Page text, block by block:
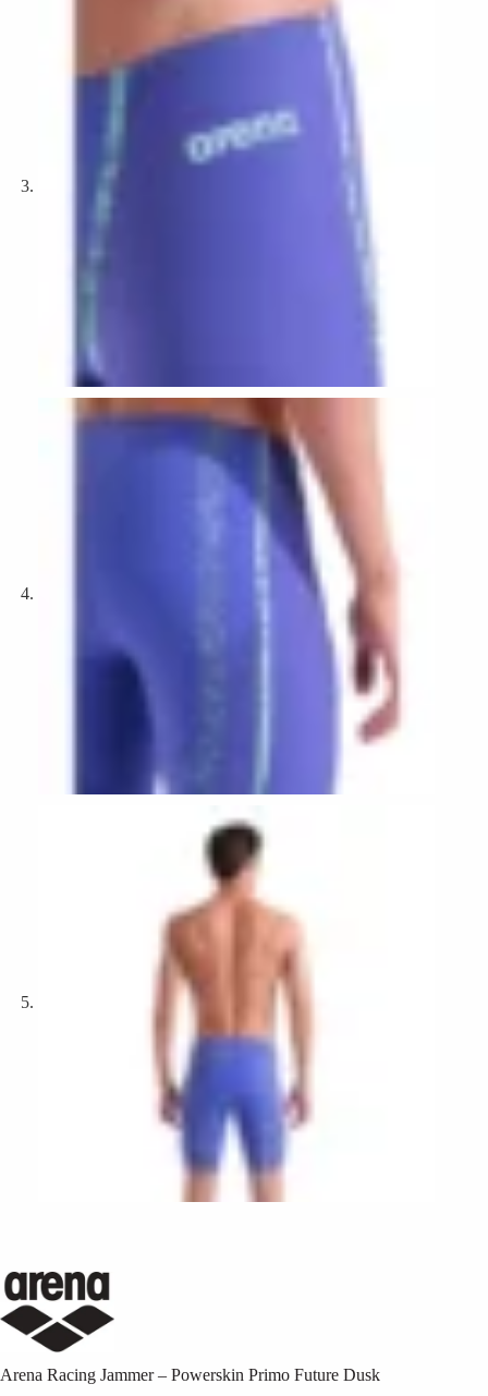
Arena Racing Jammer – Powerskin Primo Future Dusk